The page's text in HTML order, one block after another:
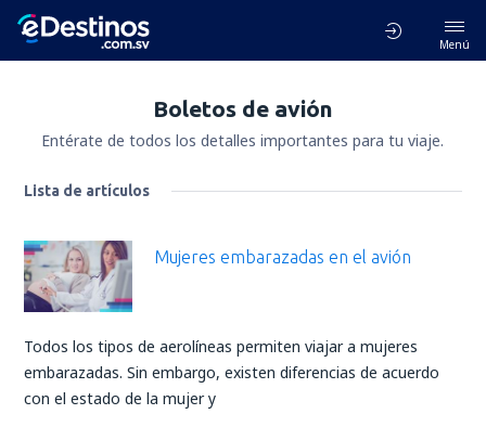
Menú
Boletos de avión
Entérate de todos los detalles importantes para tu viaje.
Lista de artículos
Mujeres embarazadas en el avión
Todos los tipos de aerolíneas permiten viajar a mujeres
embarazadas. Sin embargo, existen diferencias de acuerdo
con el estado de la mujer y